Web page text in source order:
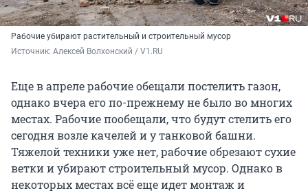
Рабочие убирают растительный и строительный мусор
Источник: Алексей Волхонский / V1.RU
Еще в апреле рабочие обещали постелить газон,
однако вчера его по-прежнему не было во многих
местах. Рабочие пообещали, что будут стелить его
сегодня возле качелей и у танковой башни.
Тяжелой техники уже нет, рабочие обрезают сухие
ветки и убирают строительный мусор. Однако в
некоторых местах всё еще идет монтаж и